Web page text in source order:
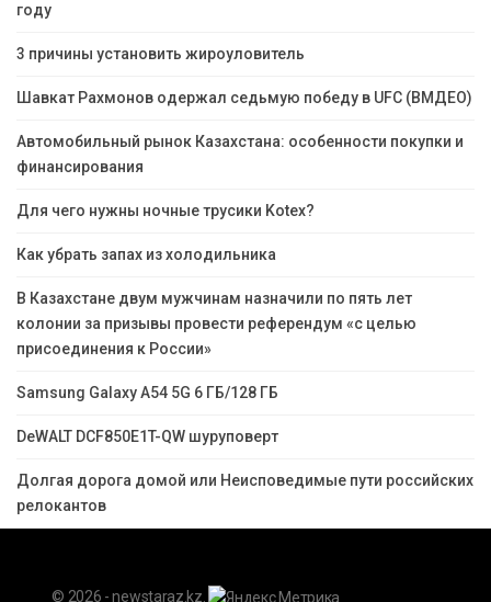
году
3 причины установить жироуловитель
Шавкат Рахмонов одержал седьмую победу в UFC (ВМДЕО)
Автомобильный рынок Казахстана: особенности покупки и
финансирования
Для чего нужны ночные трусики Kotex?
Как убрать запах из холодильника
В Казахстане двум мужчинам назначили по пять лет
колонии за призывы провести референдум «с целью
присоединения к России»
Samsung Galaxy A54 5G 6 ГБ/128 ГБ
DeWALT DCF850E1T-QW шуруповерт
Долгая дорога домой или Неисповедимые пути российских
релокантов
© 2026 - newstaraz.kz.